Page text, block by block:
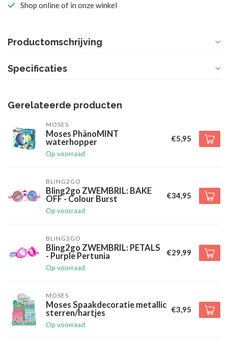
Shop online of in onze winkel
Productomschrijving
Specificaties
Gerelateerde producten
MOSES
Moses PhänoMINT
waterhopper
Op voorraad
€5,95
BLING2GO
Bling2go ZWEMBRIL: BAKE
OFF - Colour Burst
Op voorraad
€34,95
BLING2GO
Bling2go ZWEMBRIL: PETALS
- Purple Pertunia
Op voorraad
€29,99
MOSES
Moses Spaakdecoratie metallic
sterren/hartjes
Op voorraad
€3,95